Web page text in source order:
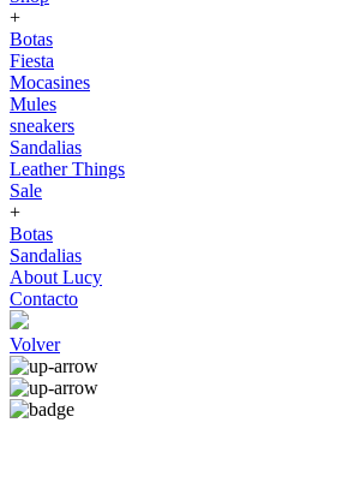
+
Botas
Fiesta
Mocasines
Mules
sneakers
Sandalias
Leather Things
Sale
+
Botas
Sandalias
About Lucy
Contacto
Volver